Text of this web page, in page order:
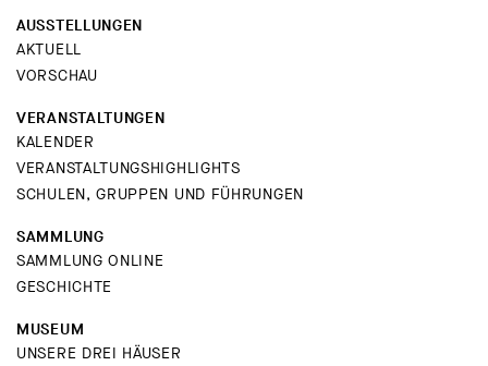
AUSSTELLUNGEN
AKTUELL
VORSCHAU
VERANSTALTUNGEN
KALENDER
VERANSTALTUNGSHIGHLIGHTS
SCHULEN, GRUPPEN UND FÜHRUNGEN
SAMMLUNG
SAMMLUNG ONLINE
GESCHICHTE
MUSEUM
UNSERE DREI HÄUSER